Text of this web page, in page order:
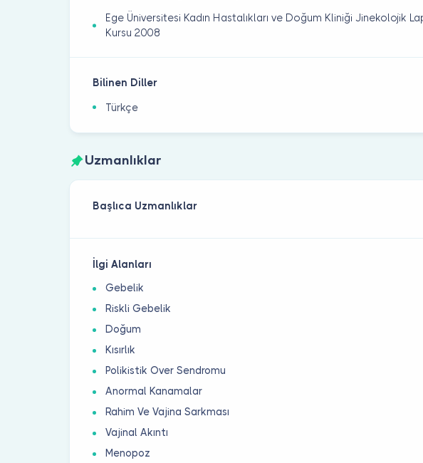
Ege Üniversitesi Kadın Hastalıkları ve Doğum Kliniği Jinekolojik
Kursu 2008
Bilinen Diller
Türkçe
Uzmanlıklar
Başlıca Uzmanlıklar
İlgi Alanları
Gebelik
Riskli Gebelik
Doğum
Kısırlık
Polikistik Over Sendromu
Anormal Kanamalar
Rahim Ve Vajina Sarkması
Vajinal Akıntı
Menopoz